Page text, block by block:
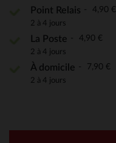
Point Relais 4,90 €
2 à 4 jours
La Poste 4,90 €
2 à 4 jours
À domicile 7,90 €
2 à 4 jours